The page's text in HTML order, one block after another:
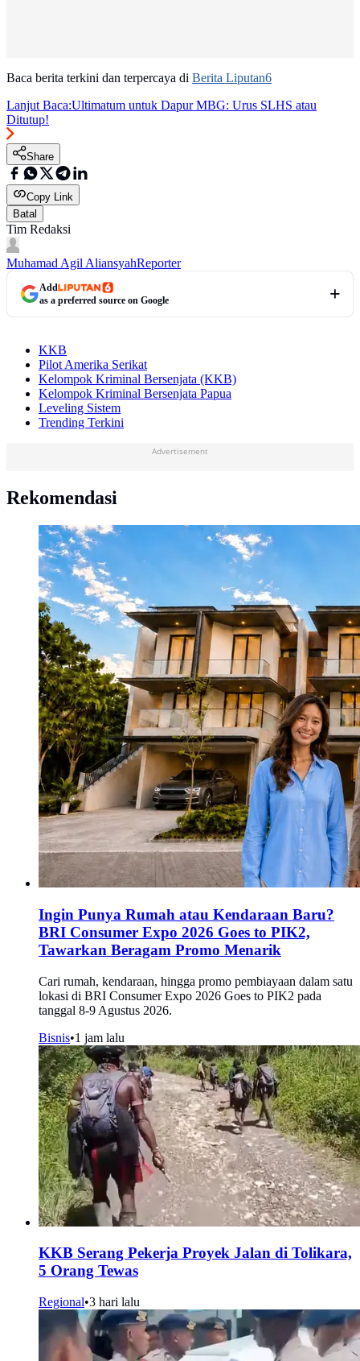
Baca berita terkini dan terpercaya di Berita Liputan6
Lanjut Baca:Ultimatum untuk Dapur MBG: Urus SLHS atau
Ditutup!
Share
Copy Link
Batal
Tim Redaksi
Muhamad Agil AliansyahReporter
Add
as a preferred source on Google
KKB
Pilot Amerika Serikat
Kelompok Kriminal Bersenjata (KKB)
Kelompok Kriminal Bersenjata Papua
Leveling Sistem
Trending Terkini
Advertisement
Rekomendasi
Ingin Punya Rumah atau Kendaraan Baru?
BRI Consumer Expo 2026 Goes to PIK2,
Tawarkan Beragam Promo Menarik
Cari rumah, kendaraan, hingga promo pembiayaan dalam satu
lokasi di BRI Consumer Expo 2026 Goes to PIK2 pada
tanggal 8-9 Agustus 2026.
Bisnis•1 jam lalu
KKB Serang Pekerja Proyek Jalan di Tolikara,
5 Orang Tewas
Regional•3 hari lalu